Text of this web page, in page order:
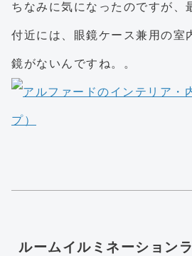
ちなみに気になったのですが、
付近には、眼鏡ケース兼用の室
鏡がないんですね。。
ルームイルミネーション